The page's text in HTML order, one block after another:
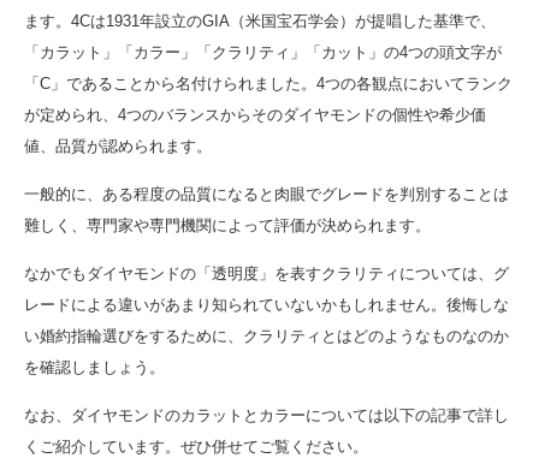
ます。4Cは1931年設立のGIA（米国宝石学会）が提唱した基準で、
「カラット」「カラー」「クラリティ」「カット」の4つの頭文字が
「C」であることから名付けられました。4つの各観点においてランク
が定められ、4つのバランスからそのダイヤモンドの個性や希少価
値、品質が認められます。
一般的に、ある程度の品質になると肉眼でグレードを判別することは
難しく、専門家や専門機関によって評価が決められます。
なかでもダイヤモンドの「透明度」を表すクラリティについては、グ
レードによる違いがあまり知られていないかもしれません。後悔しな
い婚約指輪選びをするために、クラリティとはどのようなものなのか
を確認しましょう。
なお、ダイヤモンドのカラットとカラーについては以下の記事で詳し
くご紹介しています。ぜひ併せてご覧ください。